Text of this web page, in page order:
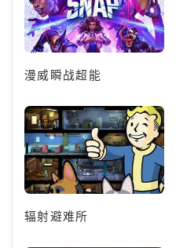
漫威瞬战超能
辐射避难所